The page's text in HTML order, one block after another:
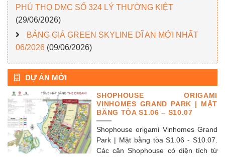
PHÚ THỌ DMC SỐ 324 LÝ THƯỜNG KIỆT
(29/06/2026)
BẢNG GIÁ GREEN SKYLINE DĨ AN MỚI NHẤT
06/2026 (09/06/2026)
DỰ ÁN MỚI
SHOPHOUSE ORIGAMI
VINHOMES GRAND PARK | MẶT
BẰNG TÒA S1.06 – S10.07
Shophouse origami Vinhomes Grand
Park | Mặt bằng tòa S1.06 - S10.07.
Các căn Shophouse có diện tích từ